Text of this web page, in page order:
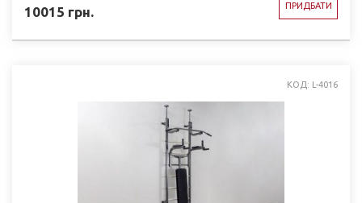
10015 грн. ПРИДБАТИ
КОД: L-4016